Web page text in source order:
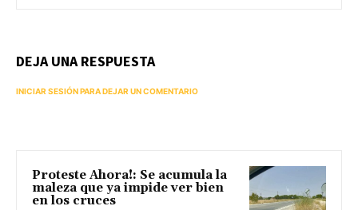
DEJA UNA RESPUESTA
INICIAR SESIÓN PARA DEJAR UN COMENTARIO
Proteste Ahora!: Se acumula la
maleza que ya impide ver bien
en los cruces